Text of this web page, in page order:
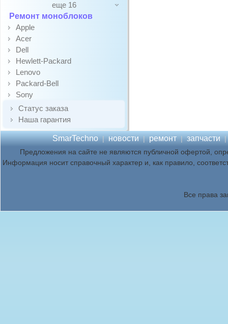
еще 16
Ремонт моноблоков
Apple
Acer
Dell
Hewlett-Packard
Lenovo
Packard-Bell
Sony
Статус заказа
Наша гарантия
SmarTechno | новости | ремонт | запчасти |
Предложения на сайте не являются публичной офертой,
Информация носит справочный характер и, как правило,
Все права